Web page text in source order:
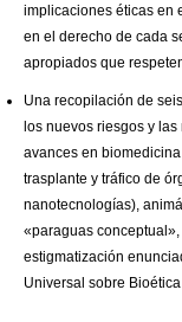
implicaciones éticas en
en el derecho de cada
apropiados que
Una recopilación de
los nuevos riesgos y
avances en
trasplante y tráfico de
nanotecnologías),
«paraguas
estigmatización
Universal sobre